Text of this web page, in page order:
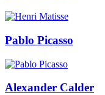
Pablo Picasso
Alexander Calder